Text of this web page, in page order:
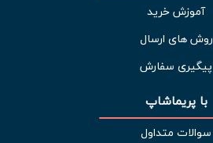
آموزش خرید
روش های ارسال
پیگیری سفارش
با پریماشاپ
سوالات متداول